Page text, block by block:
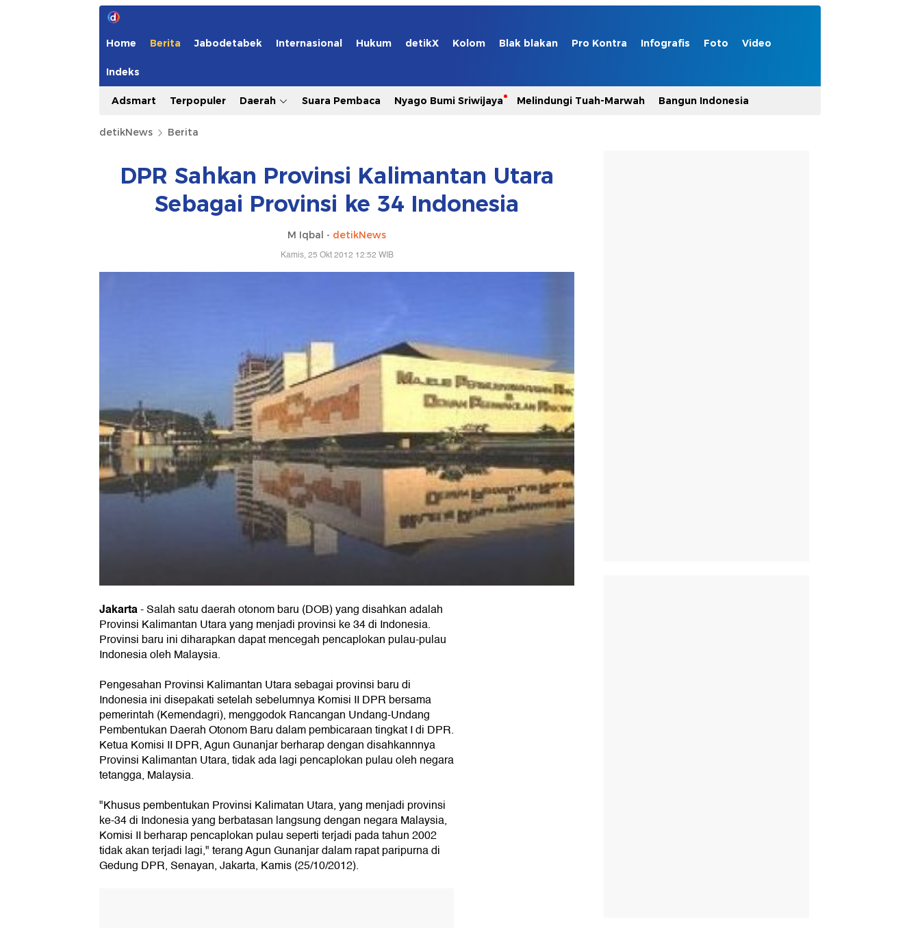
Home Berita Jabodetabek Internasional Hukum detikX Kolom Blak blakan Pro Kontra Infografis Foto Video
Indeks
Adsmart Terpopuler Daerah Suara Pembaca Nyago Bumi Sriwijaya Melindungi Tuah-Marwah Bangun Indonesia
detikNews Berita
DPR Sahkan Provinsi Kalimantan Utara
Sebagai Provinsi ke 34 Indonesia
M Iqbal - detikNews
Kamis, 25 Okt 2012 12:52 WIB
Jakarta-Salah satu daerah otonom baru (DOB) yang disahkan adalah
Provinsi Kalimantan Utara yang menjadi provinsi ke 34 di Indonesia.
Provinsi baru ini diharapkan dapat mencegah pencaplokan pulau-pulau
Indonesia oleh Malaysia.
Pengesahan Provinsi Kalimantan Utara sebagai provinsi baru di
Indonesia ini disepakati setelah sebelumnya Komisi II DPR bersama
pemerintah (Kemendagri), menggodok Rancangan Undang-Undang
Pembentukan Daerah Otonom Baru dalam pembicaraan tingkat I di DPR.
Ketua Komisi II DPR, Agun Gunanjar berharap dengan disahkannnya
Provinsi Kalimantan Utara, tidak ada lagi pencaplokan pulau oleh negara
tetangga, Malaysia.
"Khusus pembentukan Provinsi Kalimatan Utara, yang menjadi provinsi
ke-34 di Indonesia yang berbatasan langsung dengan negara Malaysia,
Komisi II berharap pencaplokan pulau seperti terjadi pada tahun 2002
tidak akan terjadi lagi," terang Agun Gunanjar dalam rapat paripurna di
Gedung DPR, Senayan, Jakarta, Kamis (25/10/2012).